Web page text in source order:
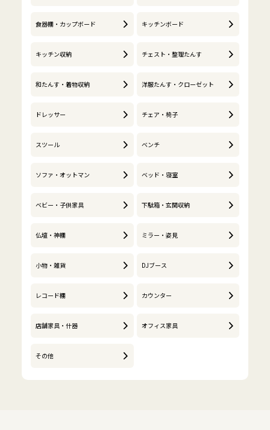
食器棚・カップボード キッチンボード
キッチン収納 チェスト・整理たんす
和たんす・着物収納 洋服たんす・クローゼット
ドレッサー チェア・椅子
スツール ベンチ
ソファ・オットマン ベッド・寝室
ベビー・子供家具 下駄箱・玄関収納
仏壇・神棚 ミラー・姿見
小物・雑貨 DJブース
レコード棚 カウンター
店舗家具・什器 オフィス家具
その他